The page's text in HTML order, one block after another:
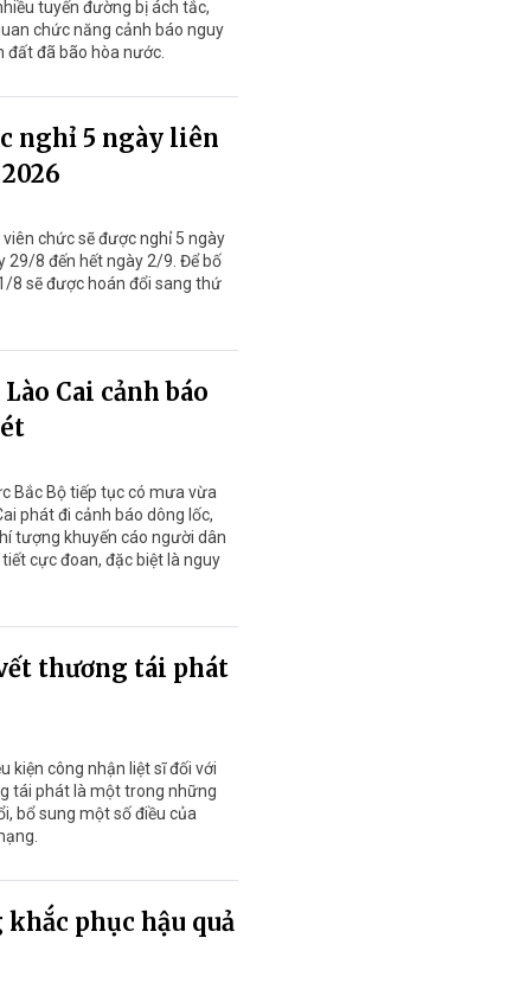
tuyến đường bị ách tắc,
chức năng cảnh báo nguy
đất đã bão hòa nước.
nghỉ 5 ngày liên
chức sẽ được nghỉ 5 ngày
29/8 đến hết ngày 2/9. Để bố
8 sẽ được hoán đổi sang thứ
Cai cảnh báo
Bắc Bộ tiếp tục có mưa vừa
phát đi cảnh báo dông lốc,
tượng khuyến cáo người dân
cực đoan, đặc biệt là nguy
thương tái phát
kiện công nhận liệt sĩ đối với
tái phát là một trong những
bổ sung một số điều của
phục hậu quả